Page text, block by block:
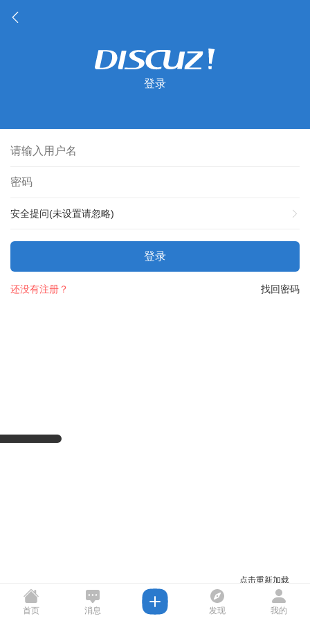
登录
安全提问(未设置请忽略)
登录
找回密码
还没有注册？
点击重新加载
首页 消息 发现 我的